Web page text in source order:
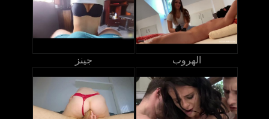
جينز الهروب